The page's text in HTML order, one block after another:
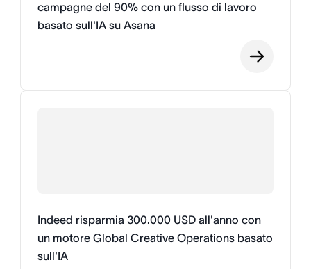
campagne del 90% con un flusso di lavoro
basato sull'IA su Asana
Indeed risparmia 300.000 USD all'anno con
un motore Global Creative Operations basato
sull'IA